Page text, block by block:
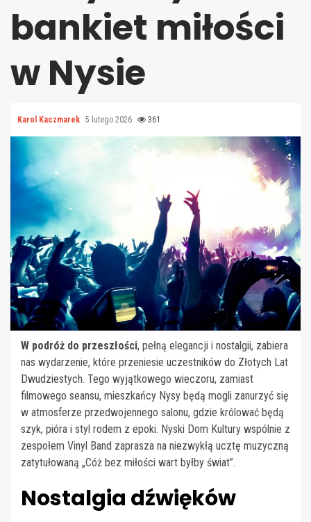
bankiet miłości
w Nysie
Karol Kaczmarek 5 lutego 2026 361
W podróż do przeszłości, pełną elegancji i nostalgii, zabiera
nas wydarzenie, które przeniesie uczestników do Złotych Lat
Dwudziestych. Tego wyjątkowego wieczoru, zamiast
filmowego seansu, mieszkańcy Nysy będą mogli zanurzyć się
w atmosferze przedwojennego salonu, gdzie królować będą
szyk, pióra i styl rodem z epoki. Nyski Dom Kultury wspólnie z
zespołem Vinyl Band zaprasza na niezwykłą ucztę muzyczną
zatytułowaną „Cóż bez miłości wart byłby świat”.
Nostalgia dźwięków